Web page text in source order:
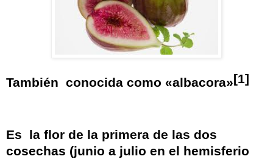
También conocida como «albacora»[1]
Es la flor de la primera de las dos
cosechas (junio a julio en el hemisferio